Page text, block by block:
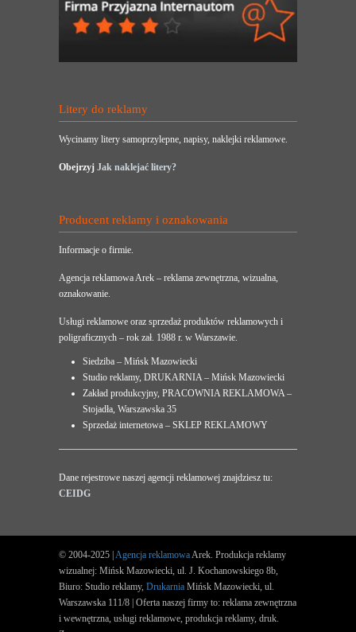
Litery do reklamy
Wycinamy litery samoprzylepne, napisy, naklejki reklamowe.
Obejrzyj Jak naklejać litery?
Producent reklamy i oznakowania
Informacje o firmie.
Agencja reklamowa Arek – reklama zewnętrzna, wizualna,
oznakowanie.
Usługi reklamowe oraz sprzedaż produktów reklamowych i
poligraficznych – rok zał. 1988 r. w Warszawie.
Siedziba – Mińsk Mazowiecki
Studio reklamy, DRUKARNIA – Mińsk Mazowiecki
Zakład produkcyjny, PRACOWNIA REKLAMOWA –
Stojadła, Warszawska 35
Sprzedaż internetowa – SKLEP REKLAMOWY
Dane rejestrowe naszej agencji reklamowej znajdziesz tu:
CEIDG
© 2004-2025 | Agencja reklamowaArek. Produkcja reklamy
wizualnej: Mińsk Mazowiecki, ul. J. Kochanowskiego 8b,
Biuro: Studio reklamy, Drukarnia Mińsk Mazowiecki, ul.
Warszawska 111/8 | Oferta naszej firmy to: reklama zewnętrzna
i wewnętrzna, usługi reklamowe, produkcja reklamy, druk.